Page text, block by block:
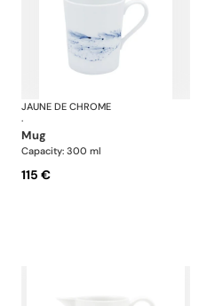
Blue Impression
JAUNE DE CHROME
·
mug
Capacity: 300 ml
115 €